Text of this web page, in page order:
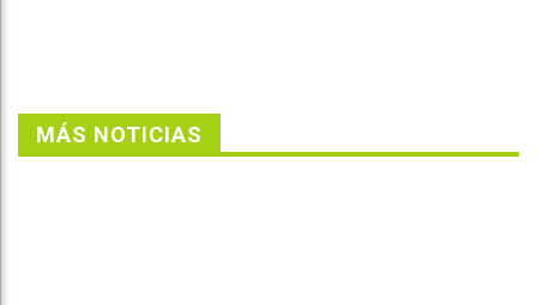
MÁS NOTICIAS